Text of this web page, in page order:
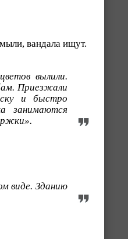
вандала ищут.
вылили.
Приезжали
и быстро
занимаются
виде. Зданию